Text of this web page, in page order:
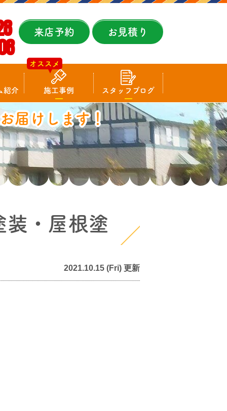
来店予約 お見積り
紹介 施工事例
オススメ
スタッフブログ
届けします！
・屋根塗
2021.10.15 (Fri) 更新